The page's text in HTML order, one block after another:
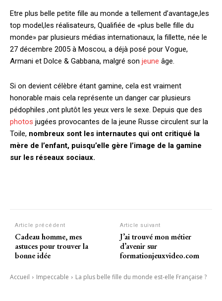
Etre plus belle petite fille au monde a tellement d’avantage,les
top model,les réalisateurs, Qualifiée de «plus belle fille du
monde» par plusieurs médias internationaux, la fillette, née le
27 décembre 2005 à Moscou, a déjà posé pour Vogue,
Armani et Dolce & Gabbana, malgré son jeune âge.
Si on devient célèbre étant gamine, cela est vraiment
honorable mais cela représente un danger car plusieurs
pédophiles ,ont plutôt les yeux vers le sexe. Depuis que des
photos jugées provocantes de la jeune Russe circulent sur la
Toile, nombreux sont les internautes qui ont critiqué la
mère de l’enfant, puisqu’elle gère l’image de la gamine
sur les réseaux sociaux.
Article précédent
Cadeau homme, mes
astuces pour trouver la
bonne idée
Article suivant
J’ai trouvé mon métier
d’avenir sur
formationjeuxvideo.com
Accueil Impeccable La plus belle fille du monde est-elle Française ?